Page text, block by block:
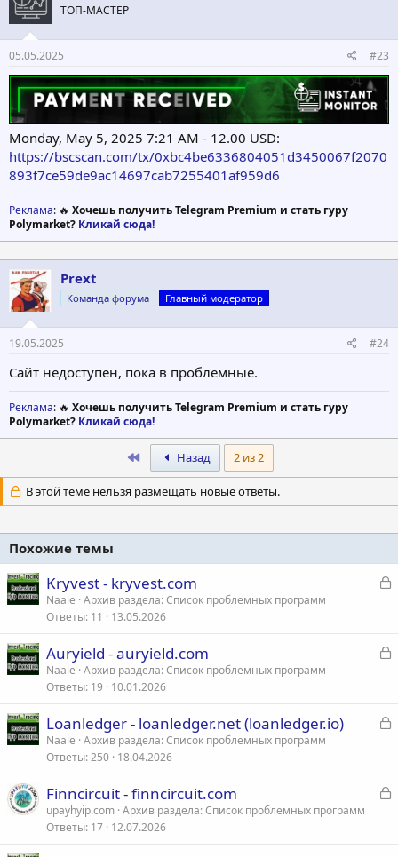
ТОП-МАСТЕР
05.05.2025 #23
Monday, May 5, 2025 7:21 AM - 12.00 USD:
https://bscscan.com/tx/0xbc4be6336804051d3450067f2070
893f7ce59de9ac14697cab7255401af959d6
Реклама: 🔥 Хочешь получить Telegram Premium и стать гуру
Polymarket? Кликай сюда!
Prext
Команда форума Главный модератор
19.05.2025 #24
Сайт недоступен, пока в проблемные.
Реклама: 🔥 Хочешь получить Telegram Premium и стать гуру
Polymarket? Кликай сюда!
First Назад 2 из 2
В этой теме нельзя размещать новые ответы.
Похожие темы
З
Kryvest - kryvest.com
Naale Архив раздела: Список проблемных программ
Ответы 11 13.05.2026
З
Auryield - auryield.com
Naale Архив раздела: Список проблемных программ
Ответы 19 10.01.2026
З
Loanledger - loanledger.net (loanledger.io)
Naale Архив раздела: Список проблемных программ
Ответы 250 18.04.2026
З
Finncircuit - finncircuit.com
upayhyip.com Архив раздела: Список проблемных программ
Ответы 17 12.07.2026